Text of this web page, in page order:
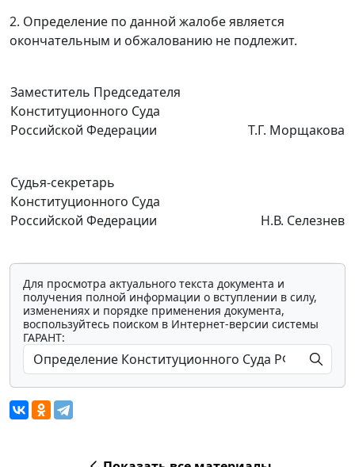
2. Определение по данной жалобе является
окончательным и обжалованию не подлежит.
Заместитель Председателя
Конституционного Суда
Российской Федерации
Т.Г. Морщакова
Судья-секретарь
Конституционного Суда
Российской Федерации
Н.В. Селезнев
Для просмотра актуального текста документа и
получения полной информации о вступлении в силу,
изменениях и порядке применения документа,
воспользуйтесь поиском в Интернет-версии системы
ГАРАНТ: